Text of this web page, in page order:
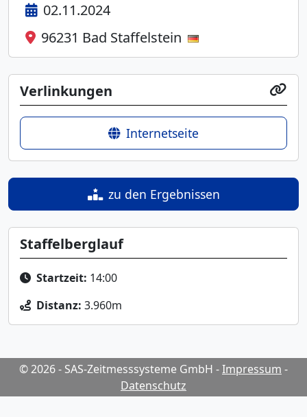
02.11.2024
96231 Bad Staffelstein
zu den Ergebnissen
Staffelberglauf
Startzeit: 14:00
Distanz: 3.960m
Verlinkungen
Internetseite
© 2026 - SAS-Zeitmesssysteme GmbH -Impressum -
Datenschutz